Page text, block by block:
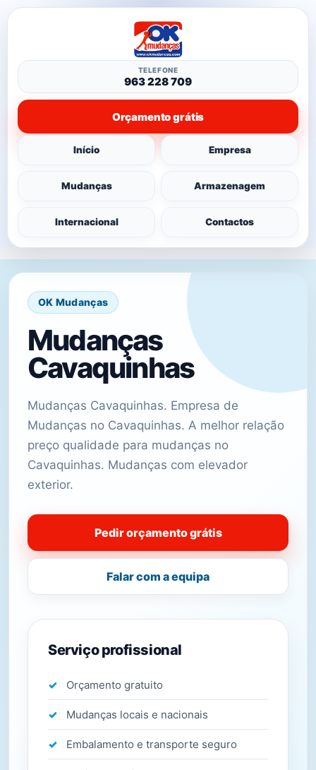
Início Empresa
Mudanças Armazenagem
Internacional Contactos
TELEFONE
963 228 709
Orçamento grátis
OK Mudanças
Mudanças
Cavaquinhas
Mudanças Cavaquinhas. Empresa de
Mudanças no Cavaquinhas. A melhor relação
preço qualidade para mudanças no
Cavaquinhas. Mudanças com elevador
exterior.
Pedir orçamento grátis
Falar com a equipa
Serviço profissional
Orçamento gratuito
Mudanças locais e nacionais
Embalamento e transporte seguro